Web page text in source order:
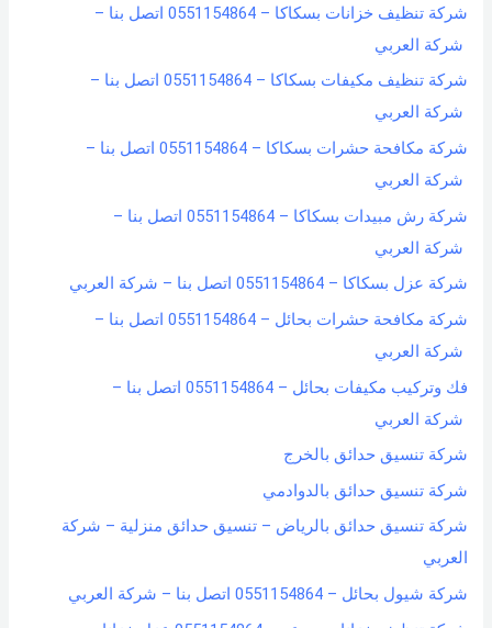
شركة تنظيف خزانات بسكاكا – 0551154864 اتصل بنا –
شركة العربي
شركة تنظيف مكيفات بسكاكا – 0551154864 اتصل بنا –
شركة العربي
شركة مكافحة حشرات بسكاكا – 0551154864 اتصل بنا –
شركة العربي
شركة رش مبيدات بسكاكا – 0551154864 اتصل بنا –
شركة العربي
شركة عزل بسكاكا – 0551154864 اتصل بنا – شركة العربي
شركة مكافحة حشرات بحائل – 0551154864 اتصل بنا –
شركة العربي
فك وتركيب مكيفات بحائل – 0551154864 اتصل بنا –
شركة العربي
شركة تنسيق حدائق بالخرج
شركة تنسيق حدائق بالدوادمي
شركة تنسيق حدائق بالرياض – تنسيق حدائق منزلية – شركة
العربي
شركة شيول بحائل – 0551154864 اتصل بنا – شركة العربي